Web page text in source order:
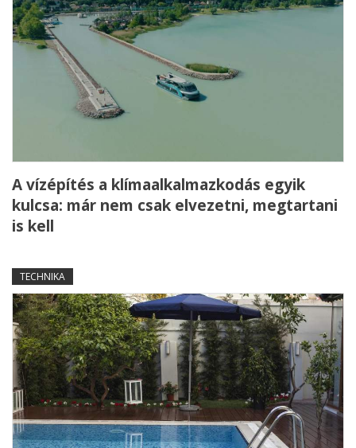
A vízépítés a klímaalkalmazkodás egyik
kulcsa: már nem csak elvezetni, megtartani
is kell
TECHNIKA